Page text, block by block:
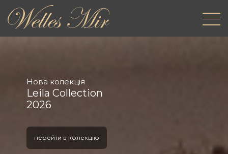
Нова колекція
Leila Collection
2026
перейти в колекцію